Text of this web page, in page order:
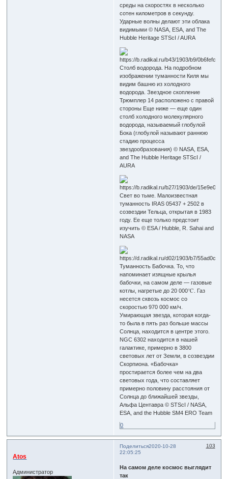
среды на скоростях в несколько
сотен километров в секунду.
Ударные волны делают эти облака
видимыми © NASA, ESA, and The
Hubble Heritage STScI / AURA
Столб водорода. На подробном
изображении туманности Киля мы
видим башню из холодного
водорода. Звездное скопление
Трюмплер 14 расположено с правой
стороны Еще ниже — еще один
столб холодного молекулярного
водорода, называемый глобулой
Бока (глобулой называют раннюю
стадию процесса
звездообразования) © NASA, ESA,
and The Hubble Heritage STScI /
AURA
Свет во тьме. Малоизвестная
туманность IRAS 05437 + 2502 в
созвездии Тельца, открытая в 1983
году. Ее еще только предстоит
изучить © ESA / Hubble, R. Sahai and
NASA
Туманность Бабочка. То, что
напоминает изящные крылья
бабочки, на самом деле — газовые
котлы, нагретые до 20 000℃. Газ
несется сквозь космос со
скоростью 970 000 км/ч.
Умирающая звезда, которая когда-
то была в пять раз больше массы
Солнца, находится в центре этого.
NGC 6302 находится в нашей
галактике, примерно в 3800
световых лет от Земли, в созвездии
Скорпиона. «Бабочка»
простирается более чем на два
световых года, что составляет
примерно половину расстояния от
Солнца до ближайшей звезды,
Альфа Центавра © STScI / NASA,
ESA, and the Hubble SM4 ERO Team
0
Поделиться 103
2020-10-28
22:05:25
Atos
Администратор
На самом деле космос выглядит
так